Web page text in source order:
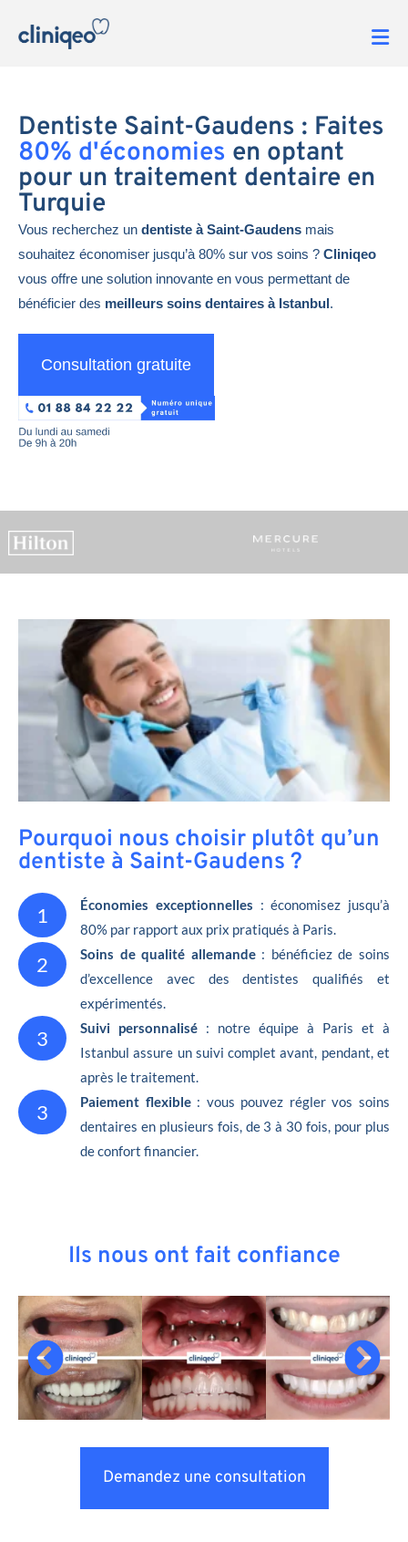
Dentiste Saint-Gaudens : Faites
80% d'économies en optant
pour un traitement dentaire en
Turquie
Vous recherchez un dentiste à Saint-Gaudens mais
souhaitez économiser jusqu’à 80% sur vos soins ? Cliniqeo
vous offre une solution innovante en vous permettant de
bénéficier des meilleurs soins dentaires à Istanbul.
Consultation gratuite
Pourquoi nous choisir plutôt qu’un
dentiste à Saint-Gaudens ?
1 Économies exceptionnelles : économisez jusqu’à
80% par rapport aux prix pratiqués à Paris.
2 Soins de qualité allemande: bénéficiez de soins
d’excellence avec des dentistes qualifiés et
expérimentés.
3 Suivi personnalisé : notre équipe à Paris et à
Istanbul assure un suivi complet avant, pendant, et
après le traitement.
3 Paiement flexible: vous pouvez régler vos soins
dentaires en plusieurs fois, de 3 à 30 fois, pour plus
de confort financier.
Ils nous ont fait confiance
Demandez une consultation